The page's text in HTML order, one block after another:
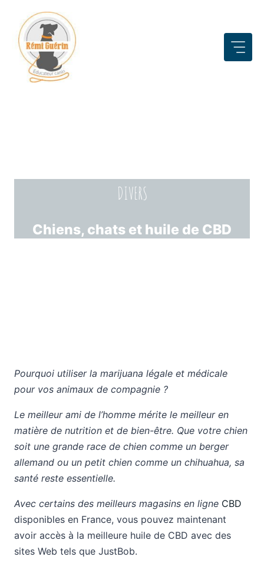
contenu
DIVERS
Chiens, chats et huile de CBD
Pourquoi utiliser la marijuana légale et médicale
pour vos animaux de compagnie ?
Le meilleur ami de l’homme mérite le meilleur en
matière de nutrition et de bien-être. Que votre chien
soit une grande race de chien comme un berger
allemand ou un petit chien comme un chihuahua, sa
santé reste essentielle.
Avec certains des meilleurs magasins en ligne CBD
disponibles en France, vous pouvez maintenant
avoir accès à la meilleure huile de CBD avec des
sites Web tels que JustBob.